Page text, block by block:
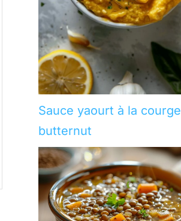
Sauce yaourt à la courge
butternut